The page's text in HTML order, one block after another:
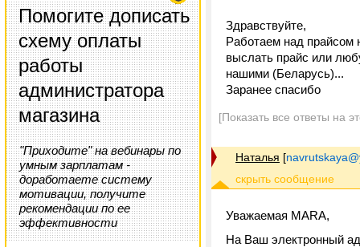
Помогите дописать
схему оплаты
работы
администратора
магазина
"Приходите" на вебинары по
умным зарплатам -
доработаете систему
мотивации, получите
рекомендации по ее
эффективности
Здравствуйте,
Работаем над прайсом
выслать прайс или
нашими (Беларусь)...
Заранее спасибо
[Показать все ответы на
Наталья [
Уважаемая MARA,
На Ваш электронный